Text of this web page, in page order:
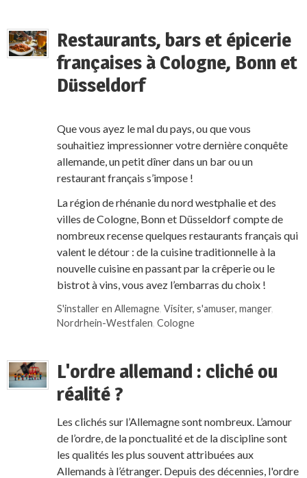
Restaurants, bars et épicerie
françaises à Cologne, Bonn et
Düsseldorf
Que vous ayez le mal du pays, ou que vous
souhaitiez impressionner votre dernière conquête
allemande, un petit dîner dans un bar ou un
restaurant français s’impose !
La région de rhénanie du nord westphalie et des
villes de Cologne, Bonn et Düsseldorf compte de
nombreux recense quelques restaurants français qui
valent le détour : de la cuisine traditionnelle à la
nouvelle cuisine en passant par la crêperie ou le
bistrot à vins, vous avez l’embarras du choix !
S'installer en Allemagne ,Visiter, s'amuser, manger
Nordrhein-Westfalen ,Cologne
L'ordre allemand : cliché ou
réalité ?
Les clichés sur l’Allemagne sont nombreux. L’amour
de l’ordre, de la ponctualité et de la discipline sont
les qualités les plus souvent attribuées aux
Allemands à l’étranger. Depuis des décennies, l'ordre